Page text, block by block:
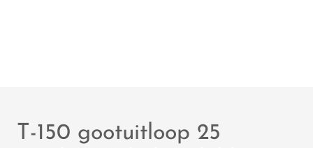
T-150 gootuitloop 25